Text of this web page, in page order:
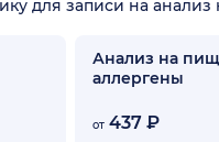
для записи на
Анализ на
аллергены
от 437 ₽